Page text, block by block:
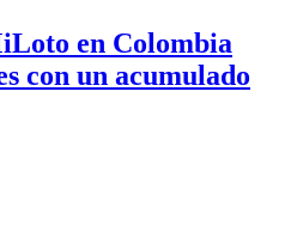
en Colombia
con un acumulado